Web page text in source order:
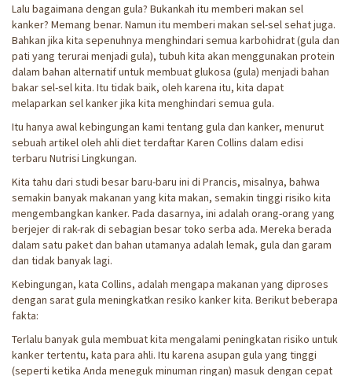
Lalu bagaimana dengan gula? Bukankah itu memberi makan sel
kanker? Memang benar. Namun itu memberi makan sel-sel sehat juga.
Bahkan jika kita sepenuhnya menghindari semua karbohidrat (gula dan
pati yang terurai menjadi gula), tubuh kita akan menggunakan protein
dalam bahan alternatif untuk membuat glukosa (gula) menjadi bahan
bakar sel-sel kita. Itu tidak baik, oleh karena itu, kita dapat
melaparkan sel kanker jika kita menghindari semua gula.
Itu hanya awal kebingungan kami tentang gula dan kanker, menurut
sebuah artikel oleh ahli diet terdaftar Karen Collins dalam edisi
terbaru Nutrisi Lingkungan.
Kita tahu dari studi besar baru-baru ini di Prancis, misalnya, bahwa
semakin banyak makanan yang kita makan, semakin tinggi risiko kita
mengembangkan kanker. Pada dasarnya, ini adalah orang-orang yang
berjejer di rak-rak di sebagian besar toko serba ada. Mereka berada
dalam satu paket dan bahan utamanya adalah lemak, gula dan garam
dan tidak banyak lagi.
Kebingungan, kata Collins, adalah mengapa makanan yang diproses
dengan sarat gula meningkatkan resiko kanker kita. Berikut beberapa
fakta:
Terlalu banyak gula membuat kita mengalami peningkatan risiko untuk
kanker tertentu, kata para ahli. Itu karena asupan gula yang tinggi
(seperti ketika Anda meneguk minuman ringan) masuk dengan cepat